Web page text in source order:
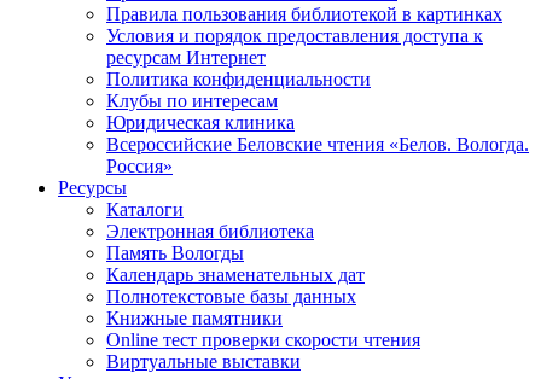
Правила пользования библиотекой в картинках
Условия и порядок предоставления доступа к
ресурсам Интернет
Политика конфиденциальности
Клубы по интересам
Юридическая клиника
Всероссийские Беловские чтения «Белов. Вологда.
Россия»
Ресурсы
Каталоги
Электронная библиотека
Память Вологды
Календарь знаменательных дат
Полнотекстовые базы данных
Книжные памятники
Online тест проверки скорости чтения
Виртуальные выставки